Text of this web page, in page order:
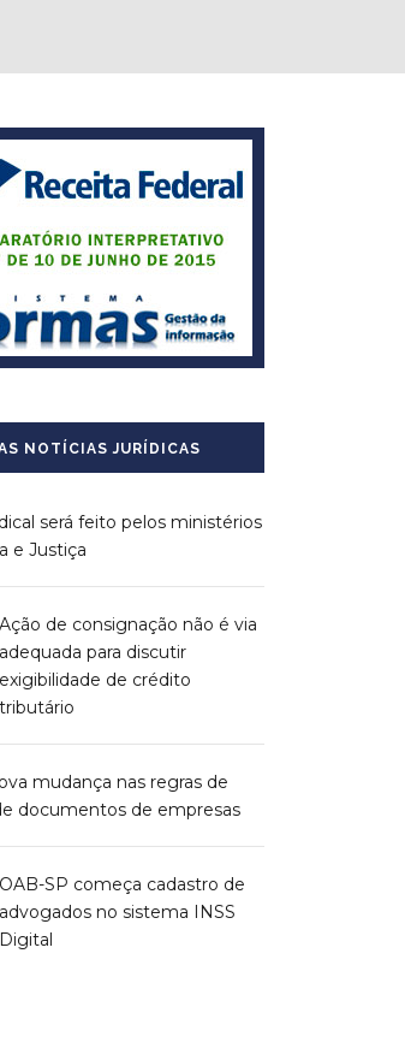
NOTÍCIAS JURÍDICAS
será feito pelos ministérios
e Justiça
Ação de consignação não é via
adequada para discutir
exigibilidade de crédito
tributário
mudança nas regras de
documentos de empresas
OAB-SP começa cadastro de
advogados no sistema INSS
Digital